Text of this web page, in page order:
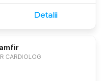
Detalii
CARDIOLOG